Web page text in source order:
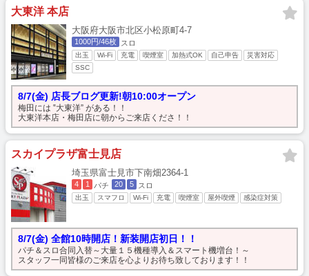
大東洋 本店
大阪府大阪市北区小松原町4-7
1000円/46枚 スロ
出玉 Wi-Fi 充電 喫煙室 加熱式OK 自己申告
災害対応
SSC
8/7(金) 店長ブログ更新!朝10:00オープン
梅田には ‟大東洋” がある！！
大東洋本店・梅田店に朝からご来店くださ！！
スカイプラザ富士見店
埼玉県富士見市下南畑2364-1
4 1 パチ 20 5 スロ
出玉 スマフロ Wi-Fi 充電 喫煙室 屋外喫煙 感染症対策
8/7(金) 全館10時開店！新装開店初日！！
パチ＆スロ合同入替～大量１５機種導入＆スマート機増台！～
スタッフ一同皆様のご来店を心よりお待ち致しております！！